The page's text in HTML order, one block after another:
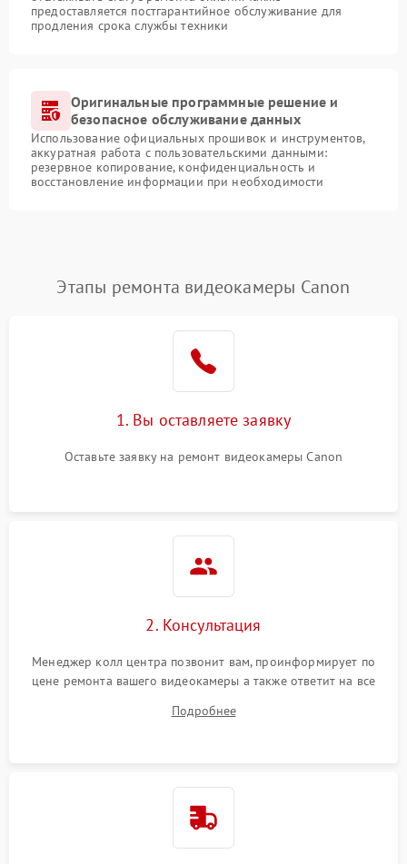
предоставляется постгарантийное обслуживание для
продления срока службы техники
Оригинальные программные решение и
безопасное обслуживание данных
Использование официальных прошивок и инструментов,
аккуратная работа с пользовательскими данными:
резервное копирование, конфиденциальность и
восстановление информации при необходимости
Этапы ремонта видеокамеры Canon
1. Вы оставляете заявку
Оставьте заявку на ремонт видеокамеры Canon
2. Консультация
Менеджер колл центра позвонит вам, проинформирует по
цене ремонта вашего видеокамеры а также ответит на все
Подробнее